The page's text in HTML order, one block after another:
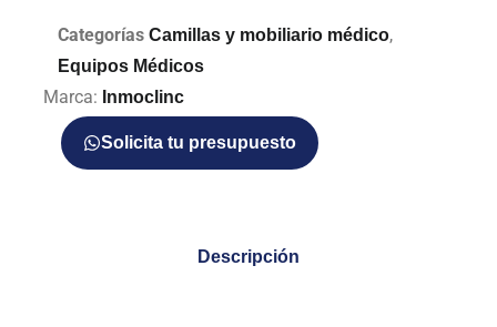
Categorías Camillas y mobiliario médico,
Equipos Médicos
Marca: Inmoclinc
Solicita tu presupuesto
Descripción